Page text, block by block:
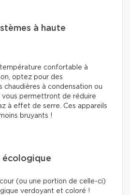
à haute
confortable à
optez pour des
chaudières à condensation ou
vous permettront de réduire
à effet de serre. Ces appareils
bruyants !
écologique
(ou une portion de celle-ci)
verdoyant et coloré !